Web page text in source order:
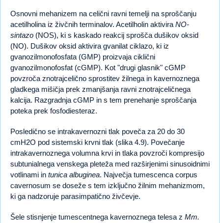
Osnovni mehanizem na celični ravni temelji na sproščanju
acetilholina iz živčnih terminalov. Acetilholin aktivira NO-
sintazo (NOS), ki s kaskado reakcij sprošča dušikov oksid
(NO). Dušikov oksid aktivira gvanilat ciklazo, ki iz
gvanozilmonofosfata (GMP) proizvaja ciklični
gvanozilmonofosfat (cGMP). Kot "drugi glasnik" cGMP
povzroča znotrajcelično sprostitev žilnega in kavernoznega
gladkega mišičja prek zmanjšanja ravni znotrajceličnega
kalcija. Razgradnja cGMP in s tem prenehanje sproščanja
poteka prek fosfodiesteraz.
Posledično se intrakavernozni tlak poveča za 20 do 30
cmH2O pod sistemski krvni tlak (slika 4.9). Povečanje
intrakavernoznega volumna krvi in tlaka povzroči kompresijo
subtunialnega venskega pleteža med razširjenimi sinusoidnimi
votlinami in tunica albuginea. Največja tumescenca corpus
cavernosum se doseže s tem izključno žilnim mehanizmom,
ki ga nadzoruje parasimpatično živčevje.
Šele stisnjenje tumescentnega kavernoznega telesa z Mm.